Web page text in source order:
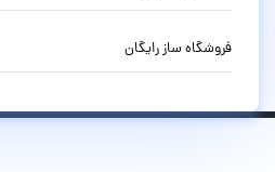
فروشگاه ساز رایگان